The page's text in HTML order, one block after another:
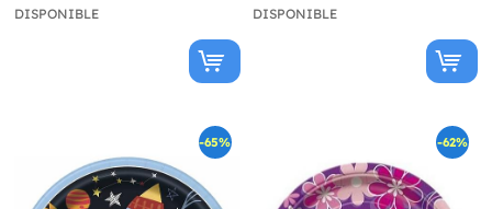
DISPONIBLE DISPONIBLE
-65% -62%